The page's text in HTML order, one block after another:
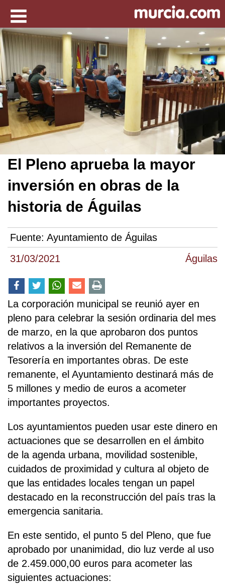
31/03/2021 Águilas
El Pleno aprueba la mayor
inversión en obras de la
historia de Águilas
Fuente: Ayuntamiento de Águilas
La corporación municipal se reunió ayer en
pleno para celebrar la sesión ordinaria del mes
de marzo, en la que aprobaron dos puntos
relativos a la inversión del Remanente de
Tesorería en importantes obras. De este
remanente, el Ayuntamiento destinará más de
5 millones y medio de euros a acometer
importantes proyectos.
Los ayuntamientos pueden usar este dinero en
actuaciones que se desarrollen en el ámbito
de la agenda urbana, movilidad sostenible,
cuidados de proximidad y cultura al objeto de
que las entidades locales tengan un papel
destacado en la reconstrucción del país tras la
emergencia sanitaria.
En este sentido, el punto 5 del Pleno, que fue
aprobado por unanimidad, dio luz verde al uso
de 2.459.000,00 euros para acometer las
siguientes actuaciones: